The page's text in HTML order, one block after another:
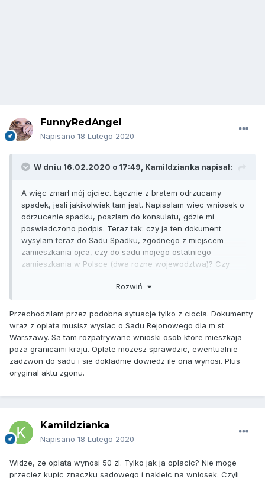
FunnyRedAngel
Napisano 18 Lutego 2020
W dniu 16.02.2020 o 17:49, Kamildzianka napisał:
A więc zmarł mój ojciec. Łącznie z bratem odrzucamy
spadek, jesli jakikolwiek tam jest. Napisalam wiec wniosek o
odrzucenie spadku, poszlam do konsulatu, gdzie mi
poswiadczono podpis. Teraz tak: czy ja ten dokument
wysylam teraz do Sadu Spadku, zgodnego z miejscem
zamieszkania ojca, czy do sadu mojego ostatniego
zamieszkania w Polsce (dwa rozne wojewodztwa)? Czy
moge po prostu go wydrukowac (mam go jako PDF)?
stronach prawniczych, itd, wiec orientacyjnie wiem, o co
chodzi. Tylko chcialabym sie dowiedziec z pierwszej reki,
jak to wyglada. Gdzie ja mam to, cholera, teraz wyslac?
Rozwiń
Przechodzilam przez podobna sytuacje tylko z ciocia. Dokumenty
wraz z oplata musisz wyslac o Sadu Rejonowego dla m st
Warszawy. Sa tam rozpatrywane wnioski osob ktore mieszkaja
poza granicami kraju. Oplate mozesz sprawdzic, ewentualnie
zadzwon do sadu i sie dokladnie dowiedz ile ona wynosi. Plus
oryginal aktu zgonu.
Kamildzianka
Napisano 18 Lutego 2020
Widze, ze oplata wynosi 50 zl. Tylko jak ja oplacic? Nie moge
przeciez kupic znaczku sadowego i nakleic na wniosek. Czyli